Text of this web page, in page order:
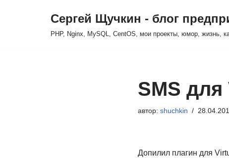
Сергей Щучкин - блог
PHP, Nginx, MySQL, CentOS, мои проекты, юмор, жизнь,
SMS
автор: shuchkin
Допилил плагин для